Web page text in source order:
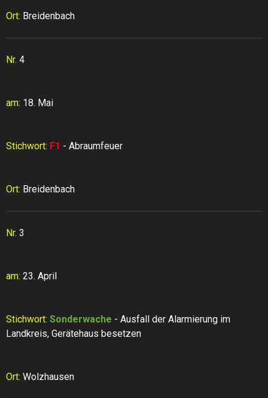
Ort: Breidenbach
Nr. 4
am: 18. Mai
Stichwort: F1 - Abraumfeuer
Ort: Breidenbach
Nr. 3
am: 23. April
Stichwort: Sonderwache - Ausfall der Alarmierung im
Landkreis, Gerätehaus besetzen
Ort: Wolzhausen